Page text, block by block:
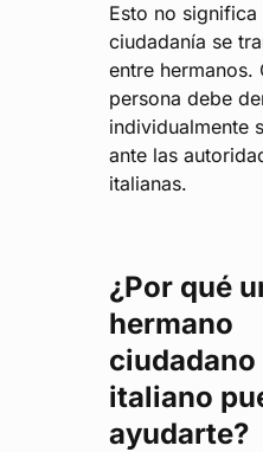
Esto no significa
ciudadanía se
entre hermanos.
persona debe
individualmente
ante las
italianas.
¿Por qué
hermano
ciudadano
italiano
ayudarte?